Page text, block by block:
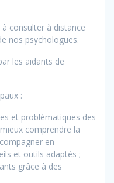
consulter à distance
nos psychologues.
les aidants de
:
et problématiques des
comprendre la
en
et outils adaptés ;
grâce à des